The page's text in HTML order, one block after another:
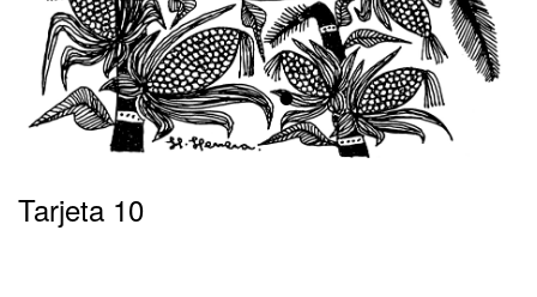
•
Tarjeta 10